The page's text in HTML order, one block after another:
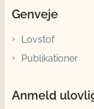
Genveje
Lovstof
Publikationer
Anmeld